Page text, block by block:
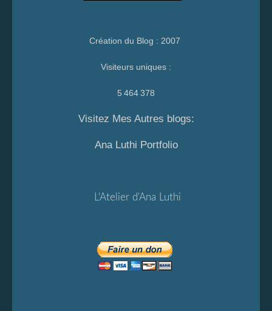
Création du Blog : 2007
Visiteurs uniques :
5 464 378
Visitez Mes Autres blogs:
Ana Luthi Portfolio
L'Atelier d'Ana Luthi